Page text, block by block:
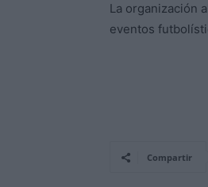
La organización
eventos
Compartir